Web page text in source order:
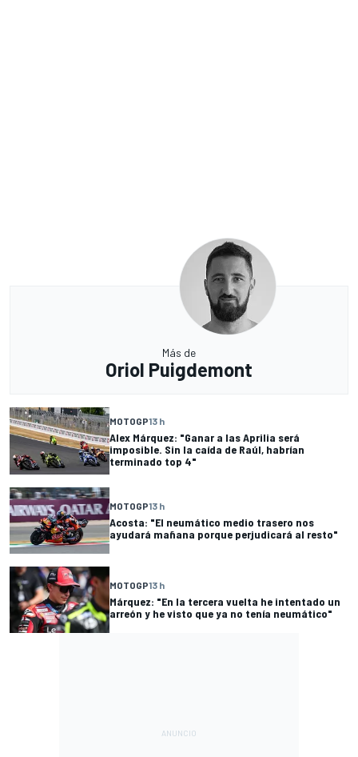
Más de
Oriol Puigdemont
MOTOGP13 h
Alex Márquez: "Ganar a las Aprilia será
imposible. Sin la caída de Raúl, habrían
terminado top 4"
MOTOGP13 h
Acosta: "El neumático medio trasero nos
ayudará mañana porque perjudicará al resto"
MOTOGP13 h
Márquez: "En la tercera vuelta he intentado un
arreón y he visto que ya no tenía neumático"